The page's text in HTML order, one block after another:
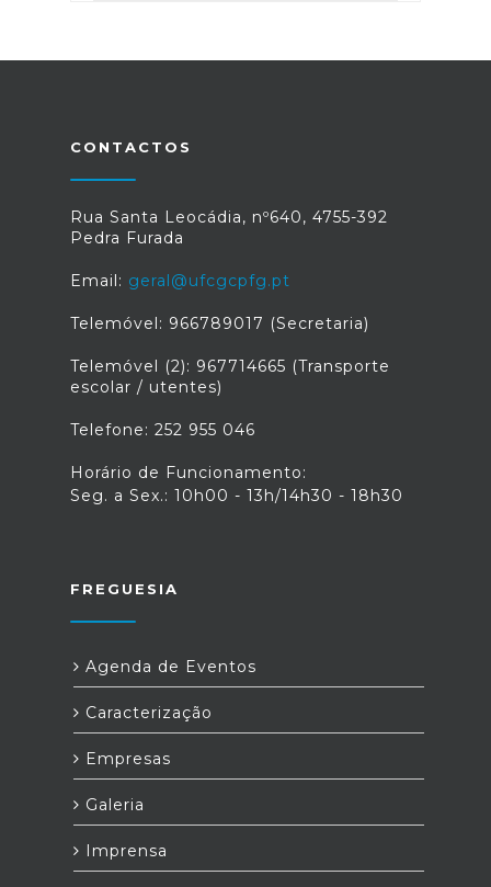
CONTACTOS
Rua Santa Leocádia, nº640, 4755-392
Pedra Furada
Email: geral@ufcgcpfg.pt
Telemóvel: 966789017 (Secretaria)
Telemóvel (2): 967714665 (Transporte
escolar / utentes)
Telefone: 252 955 046
Horário de Funcionamento:
Seg. a Sex.: 10h00 - 13h/14h30 - 18h30
FREGUESIA
Agenda de Eventos
Caracterização
Empresas
Galeria
Imprensa